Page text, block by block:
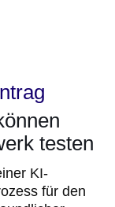
testen
KI-
für den